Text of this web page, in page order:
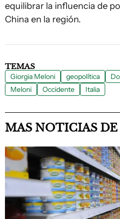
equilibrar la influencia de
China en la región.
TEMAS
Giorgia Meloni geopolítica
Meloni
Occidente Italia
MAS NOTICIAS